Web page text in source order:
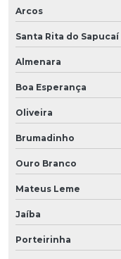
Arcos
Santa Rita do Sapucaí
Almenara
Boa Esperança
Oliveira
Brumadinho
Ouro Branco
Mateus Leme
Jaíba
Porteirinha